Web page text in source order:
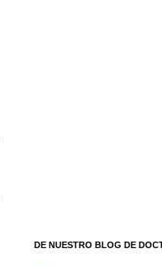
DE NUESTRO BLOG DE